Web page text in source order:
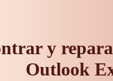
y
Outlook